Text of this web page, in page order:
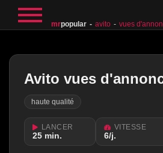
mrpopular avito vues
Avito vues
haute qualité
LANCER
25 min.
VITESSE
6/j.